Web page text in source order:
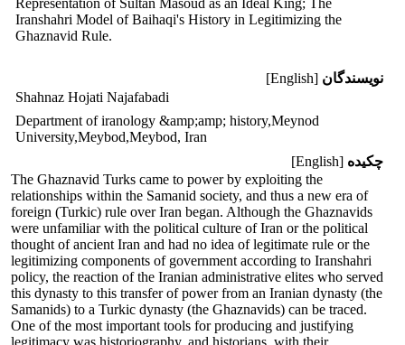
Iranshahri Model of Baihaqi's History in Legitimizing the
Ghaznavid Rule.
نویسندگان [English]
Shahnaz Hojati Najafabadi
Department of iranology &amp;amp; history,Meynod
University,Meybod,Meybod, Iran
چکیده [English]
The Ghaznavid Turks came to power by exploiting the
relationships within the Samanid society, and thus a new era of
foreign (Turkic) rule over Iran began. Although the Ghaznavids
were unfamiliar with the political culture of Iran or the political
thought of ancient Iran and had no idea of ​​legitimate rule or the
legitimizing components of government according to Iranshahri
policy, the reaction of the Iranian administrative elites who served
this dynasty to this transfer of power from an Iranian dynasty (the
Samanids) to a Turkic dynasty (the Ghaznavids) can be traced.
One of the most important tools for producing and justifying
legitimacy was historiography, and historians, with their